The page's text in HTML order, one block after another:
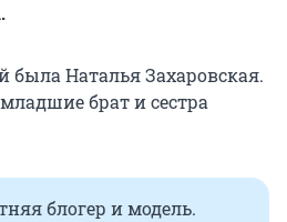
была Наталья Захаровская.
брат и сестра
блогер и модель.